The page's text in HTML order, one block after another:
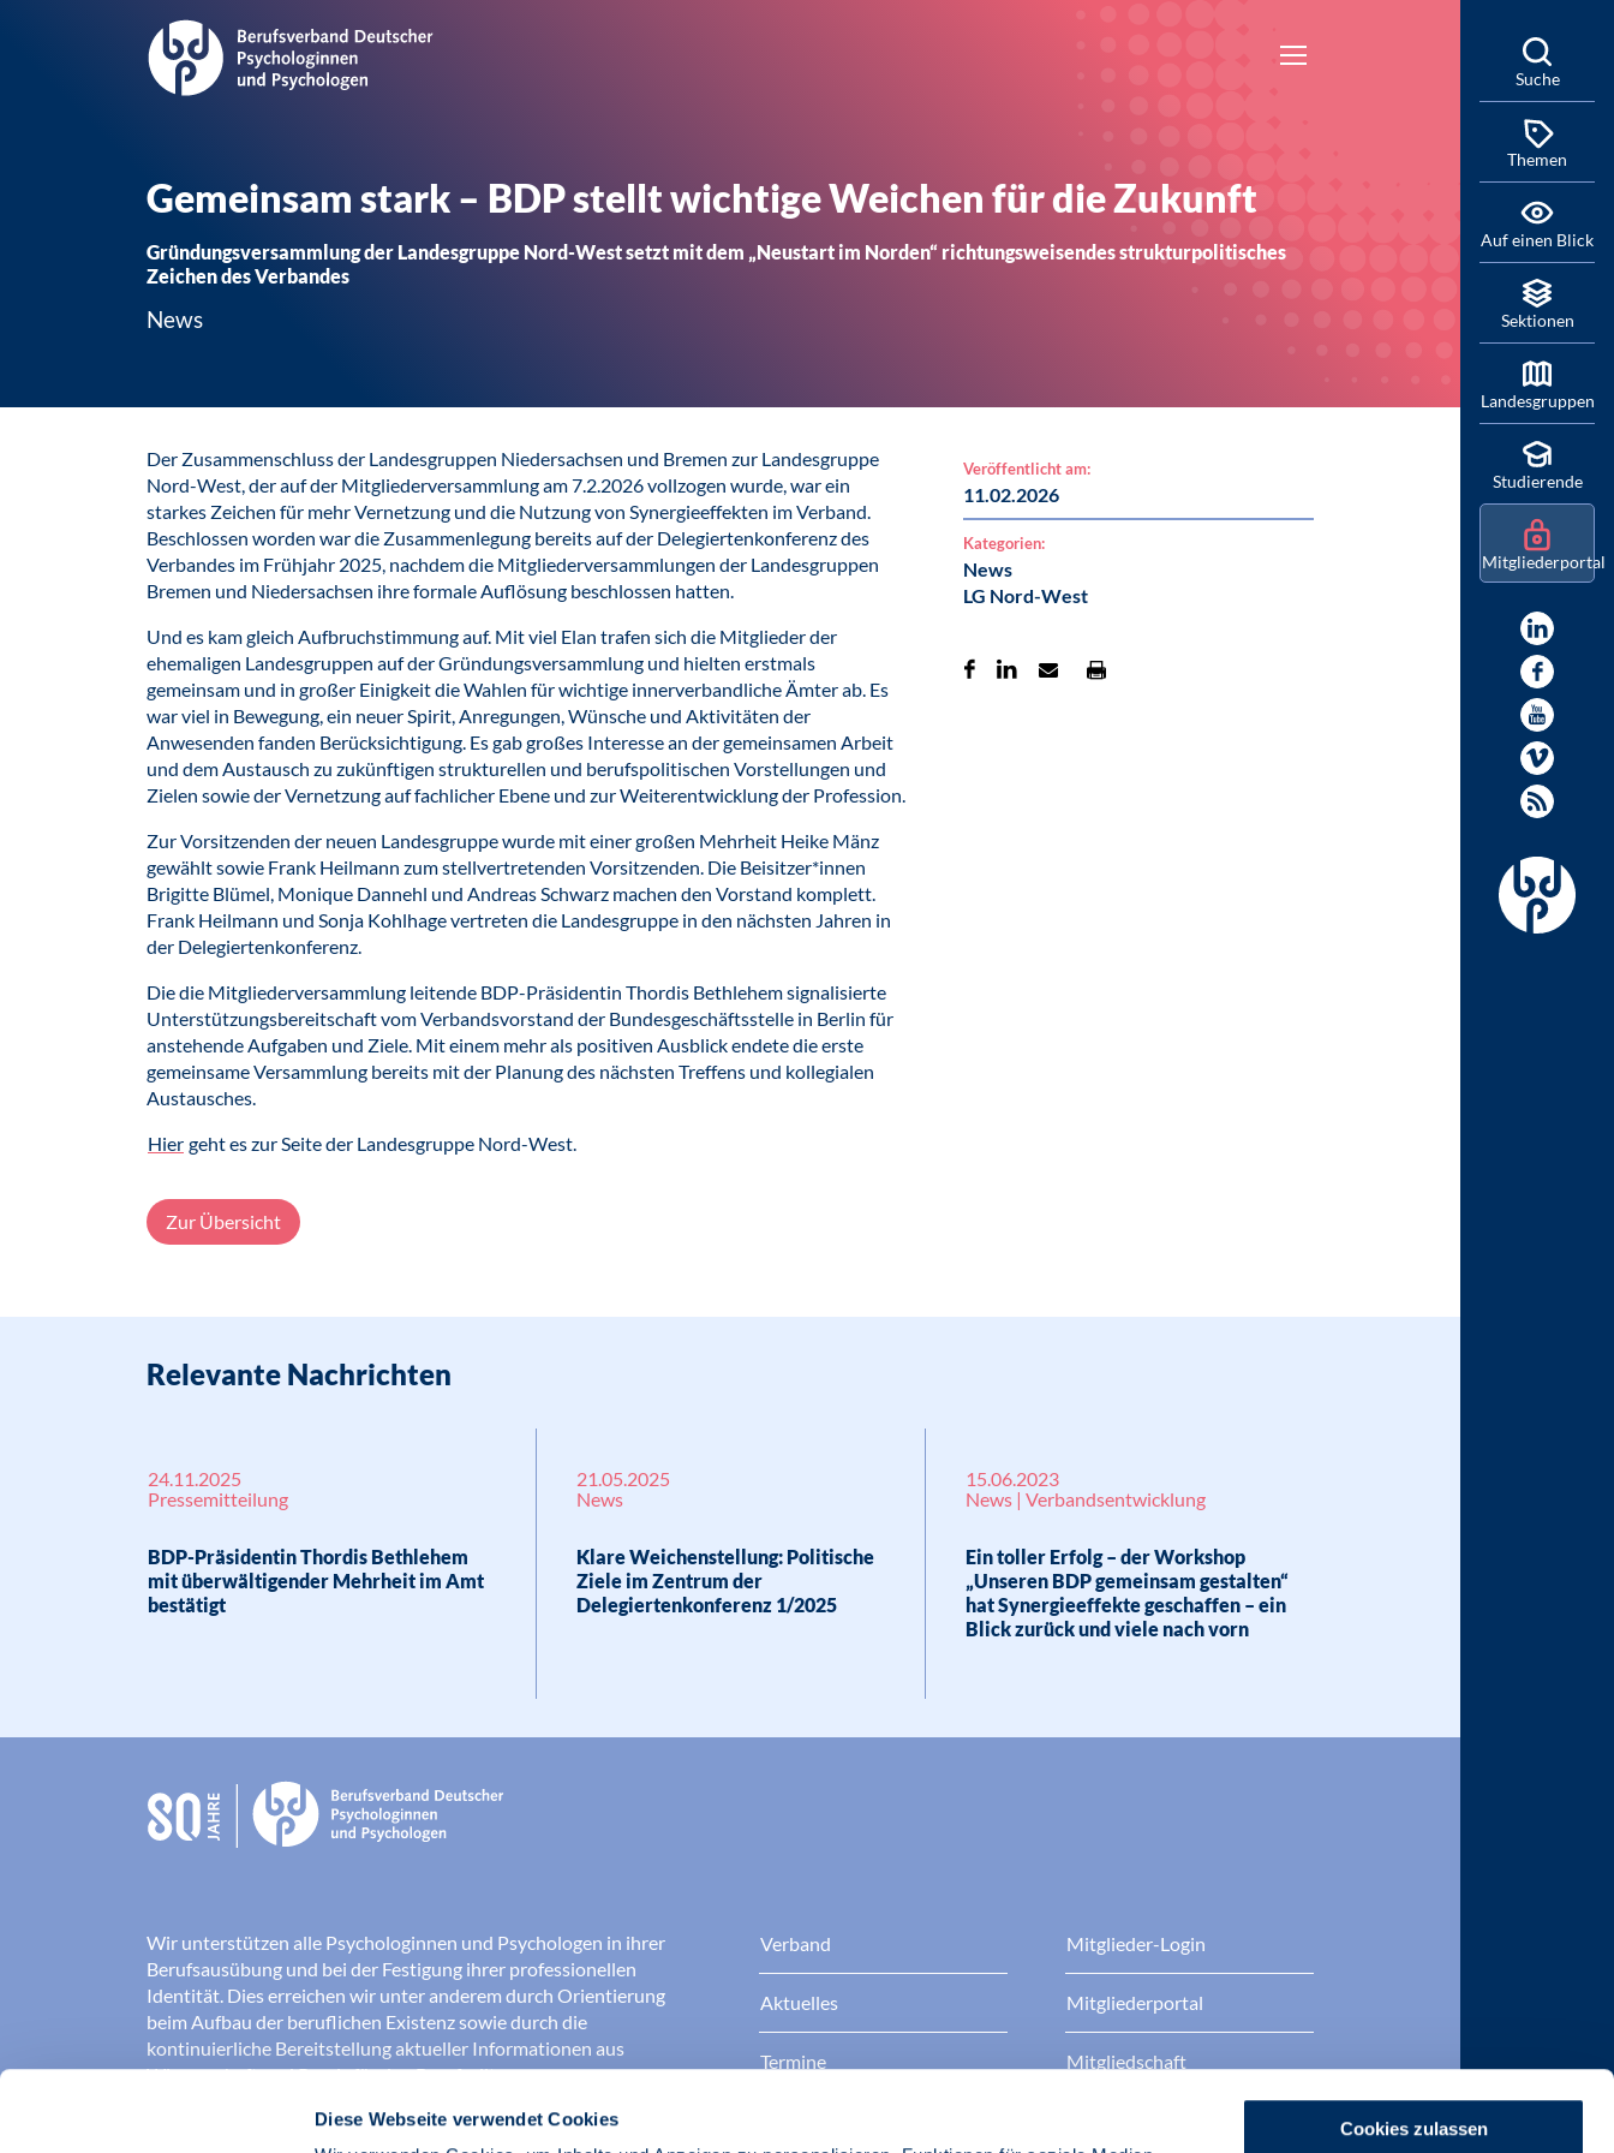
Diese Webseite verwendet Cookies
Cookies zulassen
Gemeinsam stark – BDP stellt wichtige Weichen für die Zukunft
Gründungsversammlung der Landesgruppe Nord-West setzt mit dem „Neustart im Norden“ richtungsweisendes strukturpolitisches
Zeichen des Verbandes
News
Der Zusammenschluss der Landesgruppen Niedersachsen und Bremen zur Landesgruppe
Nord-West, der auf der Mitgliederversammlung am 7.2.2026 vollzogen wurde, war ein
starkes Zeichen für mehr Vernetzung und die Nutzung von Synergieeffekten im Verband.
Beschlossen worden war die Zusammenlegung bereits auf der Delegiertenkonferenz des
Verbandes im Frühjahr 2025, nachdem die Mitgliederversammlungen der Landesgruppen
Bremen und Niedersachsen ihre formale Auflösung beschlossen hatten.
Und es kam gleich Aufbruchstimmung auf. Mit viel Elan trafen sich die Mitglieder der
ehemaligen Landesgruppen auf der Gründungsversammlung und hielten erstmals
gemeinsam und in großer Einigkeit die Wahlen für wichtige innerverbandliche Ämter ab. Es
war viel in Bewegung, ein neuer Spirit, Anregungen, Wünsche und Aktivitäten der
Anwesenden fanden Berücksichtigung. Es gab großes Interesse an der gemeinsamen Arbeit
und dem Austausch zu zukünftigen strukturellen und berufspolitischen Vorstellungen und
Zielen sowie der Vernetzung auf fachlicher Ebene und zur Weiterentwicklung der Profession.
Zur Vorsitzenden der neuen Landesgruppe wurde mit einer großen Mehrheit Heike Mänz
gewählt sowie Frank Heilmann zum stellvertretenden Vorsitzenden. Die Beisitzer*innen
Brigitte Blümel, Monique Dannehl und Andreas Schwarz machen den Vorstand komplett.
Frank Heilmann und Sonja Kohlhage vertreten die Landesgruppe in den nächsten Jahren in
der Delegiertenkonferenz.
Die die Mitgliederversammlung leitende BDP-Präsidentin Thordis Bethlehem signalisierte
Unterstützungsbereitschaft vom Verbandsvorstand der Bundesgeschäftsstelle in Berlin für
anstehende Aufgaben und Ziele. Mit einem mehr als positiven Ausblick endete die erste
gemeinsame Versammlung bereits mit der Planung des nächsten Treffens und kollegialen
Austausches.
Hier geht es zur Seite der Landesgruppe Nord-West.
Veröffentlicht am:
11.02.2026
Kategorien:
News
LG Nord-West
Zur Übersicht
Relevante Nachrichten
24.11.2025
Pressemitteilung
BDP-Präsidentin Thordis Bethlehem
mit überwältigender Mehrheit im Amt
bestätigt
21.05.2025
News
Klare Weichenstellung: Politische
Ziele im Zentrum der
Delegiertenkonferenz 1/2025
15.06.2023
News | Verbandsentwicklung
Ein toller Erfolg – der Workshop
„Unseren BDP gemeinsam gestalten“
hat Synergieeffekte geschaffen – ein
Blick zurück und viele nach vorn
Wir unterstützen alle Psychologinnen und Psychologen in ihrer
Berufsausübung und bei der Festigung ihrer professionellen
Identität. Dies erreichen wir unter anderem durch Orientierung
beim Aufbau der beruflichen Existenz sowie durch die
kontinuierliche Bereitstellung aktueller Informationen aus
Wissenschaft und Praxis für den Berufsalltag.
Wir erschließen und sichern Berufsfelder und sorgen dafür, dass
Verband
Aktuelles
Termine
Mitglieder-Login
Mitgliederportal
Mitgliedschaft
Suche
Themen
Auf einen Blick
Sektionen
Landesgruppen
Studierende
Mitgliederportal